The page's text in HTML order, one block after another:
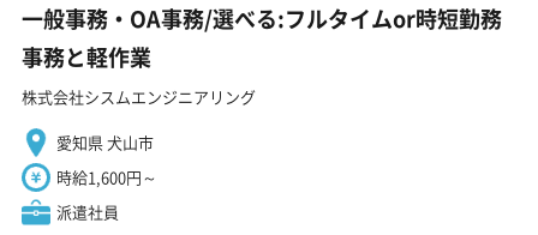
一般事務・OA事務/選べる:フルタイムor時短勤務
事務と軽作業
株式会社シスムエンジニアリング
愛知県 犬山市
時給1,600円～
派遣社員